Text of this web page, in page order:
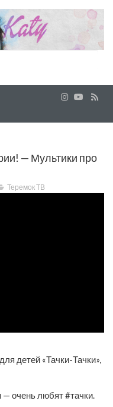
— Мультики про
Теремок ТВ
детей «Тачки-Тачки»,
очень любят #тачки.